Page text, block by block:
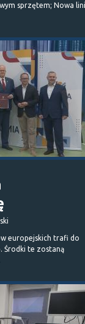
sprzętem; Nowa
europejskich trafi do
Środki te zostaną